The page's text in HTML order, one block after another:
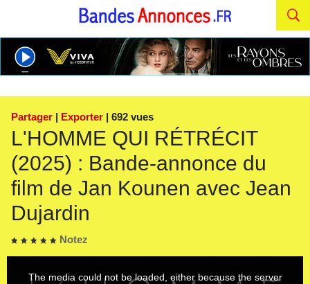
Partager | Exporter | 692 vues
L'HOMME QUI RÉTRÉCIT
(2025) : Bande-annonce du
film de Jan Kounen avec Jean
Dujardin
Notez